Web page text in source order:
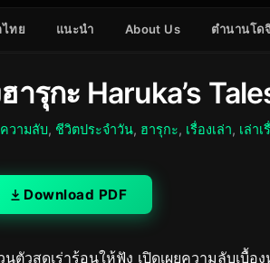
ทย แนะนำ About Us ตำนานโด
ารุกะ Haruka’s
ความลับ, ชีวิตประจำวัน, ฮารุกะ, เรื่องเล่า, เล่าเ
Download PDF
นตัวสุดเร่าร้อนให้ฟัง เปิดเผยความลับเบื้